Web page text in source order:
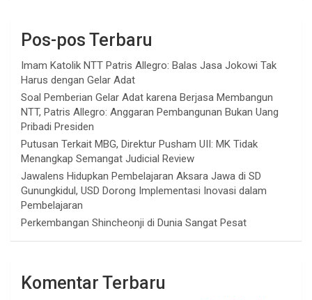
Pos-pos Terbaru
Imam Katolik NTT Patris Allegro: Balas Jasa Jokowi Tak
Harus dengan Gelar Adat
Soal Pemberian Gelar Adat karena Berjasa Membangun
NTT, Patris Allegro: Anggaran Pembangunan Bukan Uang
Pribadi Presiden
Putusan Terkait MBG, Direktur Pusham UII: MK Tidak
Menangkap Semangat Judicial Review
Jawalens Hidupkan Pembelajaran Aksara Jawa di SD
Gunungkidul, USD Dorong Implementasi Inovasi dalam
Pembelajaran
Perkembangan Shincheonji di Dunia Sangat Pesat
Komentar Terbaru